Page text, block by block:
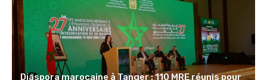
Diaspora marocaine à Tanger : 110 MRE réunis pour